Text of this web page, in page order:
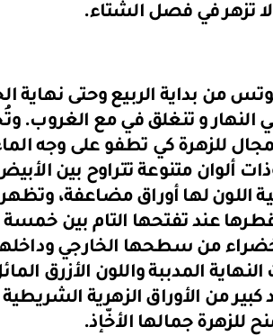
لا تزهر في فصل الشتاء.
من بداية الربيع وحتى نهاية
النهار و تنغلق في مع
للزهرة كي تطفو على وجه
ألوان متنوعة تتراوح بين
اللون لها أوراق مضاعفة،
عند تفتحها التام بين خمسة
من سطحها الخارجي
المدببة واللون الأزرق
من الأوراق الزهرية
للزهرة جمالها الأخّإذ.